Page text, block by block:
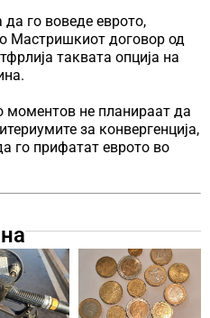
го воведе еврото,
Мастришкиот договор од
таквата опција на
моментов не планираат да
за конвергенција,
го прифатат еврото во